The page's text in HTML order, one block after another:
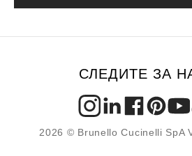
СЛЕДИТЕ ЗА
2026 © Brunello Cucinelli SpA